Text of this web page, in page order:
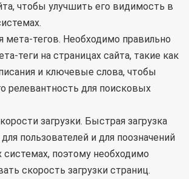
чтобы улучшить его видимость в
мета-тегов. Необходимо правильно
теги на страницах сайта, такие как
и ключевые слова, чтобы
релевантность для поисковых
загрузки. Быстрая загрузка
пользователей и для поозначений
поэтому необходимо
скорость загрузки страниц.